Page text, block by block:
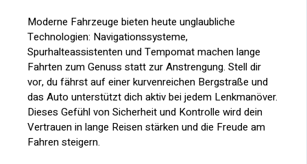
Moderne Fahrzeuge bieten heute unglaubliche
Technologien: Navigationssysteme,
Spurhalteassistenten und Tempomat machen lange
Fahrten zum Genuss statt zur Anstrengung. Stell dir
vor, du fährst auf einer kurvenreichen Bergstraße und
das Auto unterstützt dich aktiv bei jedem Lenkmanöver.
Dieses Gefühl von Sicherheit und Kontrolle wird dein
Vertrauen in lange Reisen stärken und die Freude am
Fahren steigern.